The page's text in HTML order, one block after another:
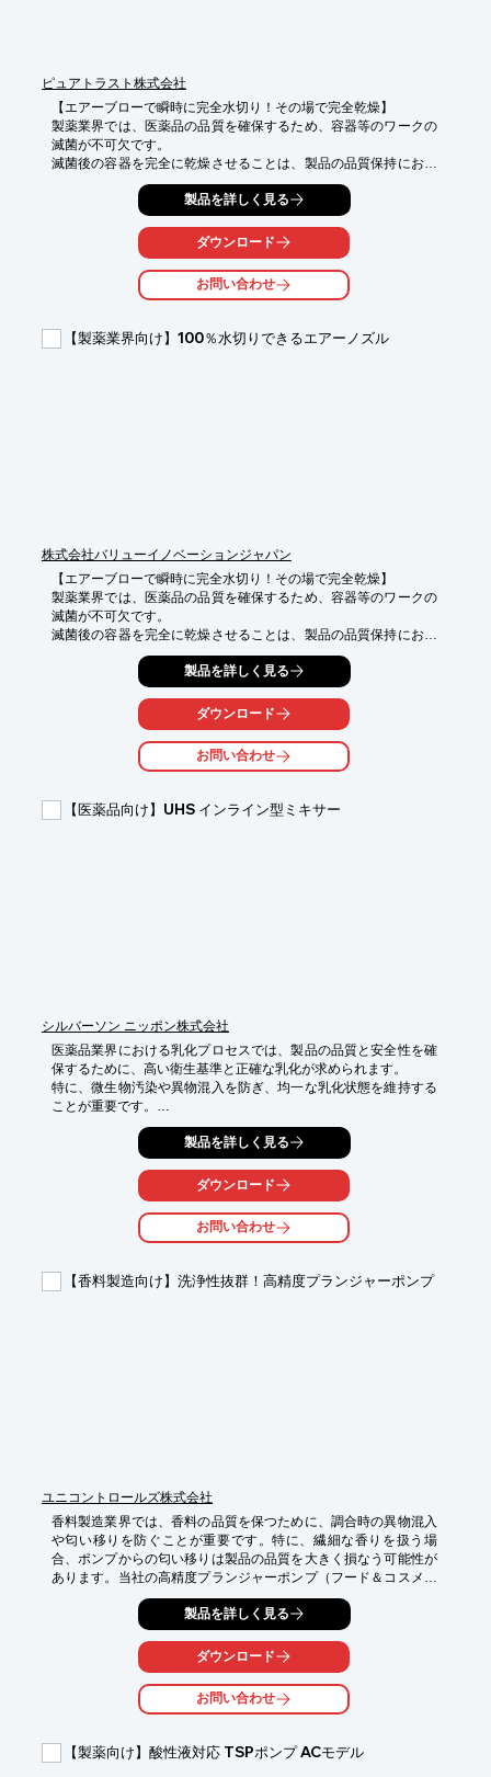
ピュアトラスト株式会社
【エアーブローで瞬時に完全水切り！その場で完全乾燥】
製薬業界では、医薬品の品質を確保するため、容器等のワークの
滅菌が不可欠です。
滅菌後の容器を完全に乾燥させることは、製品の品質保持におい
て非常に重要です。
しかし、従来の乾燥方法では、時間とコストがかかるだけでな
く、乾燥ムラによる品質リスクも存在します。
当製品『エアースクリューノズル』は、独自の特許技術により、
エアーブローだけで瞬時にワークを100％完全に水切り。
これにより、乾燥工程にかかる時間、コスト、そして品質リスク
【活用シーン】
製品を詳しく見る
ダウンロード
お問い合わせ
【製薬業界向け】100％水切りできるエアーノズル
株式会社バリューイノベーションジャパン
【エアーブローで瞬時に完全水切り！その場で完全乾燥】
製薬業界では、医薬品の品質を確保するため、容器等のワークの
滅菌が不可欠です。
滅菌後の容器を完全に乾燥させることは、製品の品質保持におい
て非常に重要です。
しかし、従来の乾燥方法では、時間とコストがかかるだけでな
く、乾燥ムラによる品質リスクも存在します。
当製品『エアースクリューノズル』は、独自の特許技術により、
エアーブローだけで瞬時にワークを100％完全に水切り。
これにより、乾燥工程にかかる時間、コスト、そして品質リスク
【活用シーン】
製品を詳しく見る
ダウンロード
お問い合わせ
【医薬品向け】UHS インライン型ミキサー
シルバーソン ニッポン株式会社
医薬品業界における乳化プロセスでは、製品の品質と安全性を確
保するために、高い衛生基準と正確な乳化が求められます。
特に、微生物汚染や異物混入を防ぎ、均一な乳化状態を維持する
ことが重要です。
不適切な乳化は、製品の有効性低下や品質劣化につながる可能性
サニタリー仕様『UHS インライン型ミキサー』は、3-A TPV認証
を取得しており、
厳しい衛生要件が求められる医薬品分野に適しています。
・研究開発における乳化実験
製品を詳しく見る
ダウンロード
お問い合わせ
【香料製造向け】洗浄性抜群！高精度プランジャーポンプ
ユニコントロールズ株式会社
香料製造業界では、香料の品質を保つために、調合時の異物混入
や匂い移りを防ぐことが重要です。特に、繊細な香りを扱う場
合、ポンプからの匂い移りは製品の品質を大きく損なう可能性が
あります。当社の高精度プランジャーポンプ（フード＆コスメ仕
様シリーズ）は、容易な分解洗浄と匂いが付着しにくい構造を採
用し、香料の品質を維持します。
【活用シーン】
・香料の小分け充填
・香料製造ラインへの組み込み
・香料の品質維持
製品を詳しく見る
ダウンロード
お問い合わせ
【製薬向け】酸性液対応 TSPポンプ ACモデル